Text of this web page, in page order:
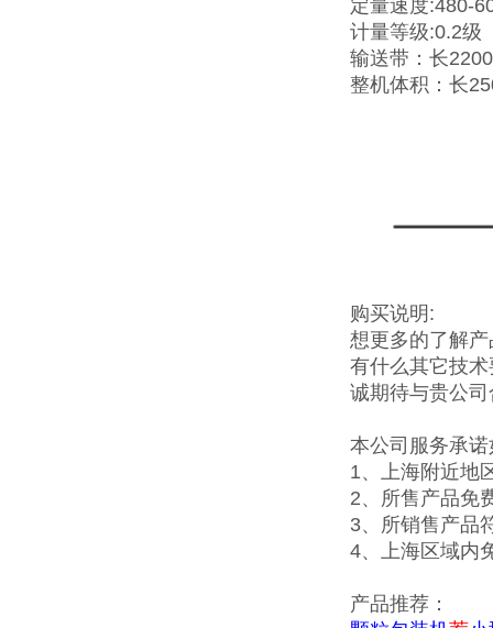
定量速度:480-
计量等级:0.2级
输送带：长
整机体积：长
购买说明:
想更多的了解
有什么其它技
诚期待与贵公
本公司服务承
1、上海附近地
2、所售产品免
3、所销售产品
4、上海区域内
产品推荐：